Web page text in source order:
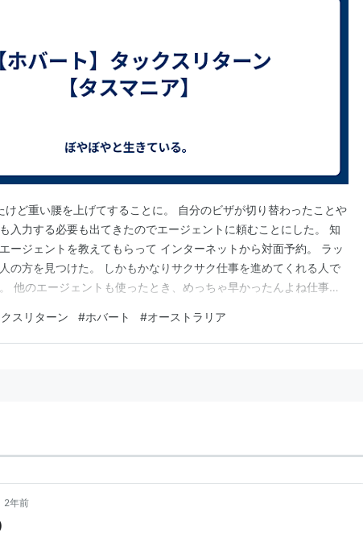
けど重い腰を上げてすることに。 自分のビザが切り替わったことや
入力する必要も出てきたのでエージェントに頼むことにした。 知
ージェントを教えてもらって インターネットから対面予約。 ラッ
の方を見つけた。 しかもかなりサクサク仕事を進めてくれる人で
他のエージェントも使ったとき、めっちゃ早かったんよね仕事。
感じ。 今回は無駄なお金を払わないように、 なおかつリターンが
ナイズしてくれてかなり信用…
スリターン #ホバート #オーストラリア
2年前